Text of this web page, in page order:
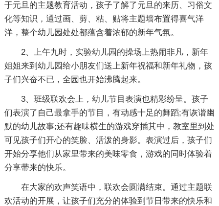
于元旦的主题教育活动，孩子了解了元旦的来历、习俗文
化等知识，通过画、剪、粘、贴将主题墙布置得喜气洋
洋，整个幼儿园处处都蕴含着浓郁的新年气氛。
2、上午九时，实验幼儿园的操场上热闹非凡，新年
姐姐来到幼儿园给小朋友们送上新年祝福和新年礼物，孩
子们兴奋不已，全园也开始沸腾起来。
3、班级联欢会上，幼儿节目表演也精彩纷呈。孩子
们表演了自己最拿手的节目，有动感十足的舞蹈;有诙谐幽
默的幼儿故事;还有趣味横生的游戏穿插其中，教室里到处
可见孩子们开心的笑脸、活泼的身影。表演过后，孩子们
开始分享他们从家里带来的美味零食，游戏的同时体验着
分享带来的快乐。
在大家的欢声笑语中，联欢会圆满结束。通过主题联
欢活动的开展，让孩子们充分的体验到节日带来的快乐和